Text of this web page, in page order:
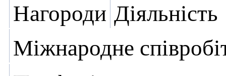
Нагороди Діяльність
Міжнародне